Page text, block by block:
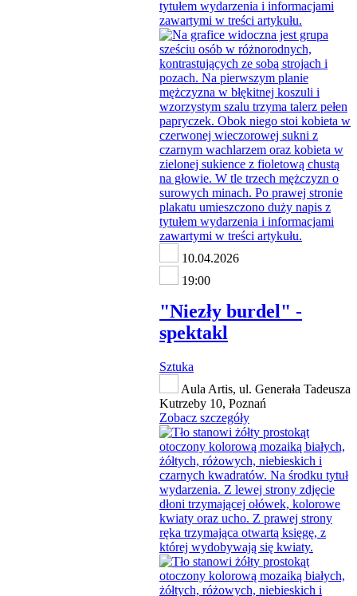
10.04.2026
19:00
"Niezły burdel" -
spektakl
Sztuka
Aula Artis, ul. Generała Tadeusza
Kutrzeby 10, Poznań
Zobacz szczegóły